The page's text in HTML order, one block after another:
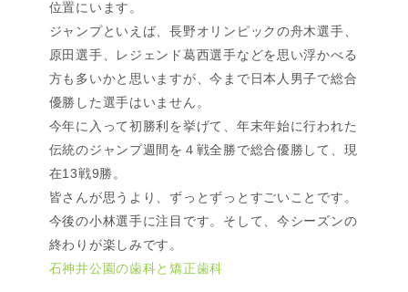
位置にいます。
ジャンプといえば、長野オリンピックの舟木選手、
原田選手、レジェンド葛西選手などを思い浮かべる
方も多いかと思いますが、今まで日本人男子で総合
優勝した選手はいません。
今年に入って初勝利を挙げて、年末年始に行われた
伝統のジャンプ週間を４戦全勝で総合優勝して、現
在13戦9勝。
皆さんが思うより、ずっとずっとすごいことです。
今後の小林選手に注目です。そして、今シーズンの
終わりが楽しみです。
石神井公園の歯科と矯正歯科